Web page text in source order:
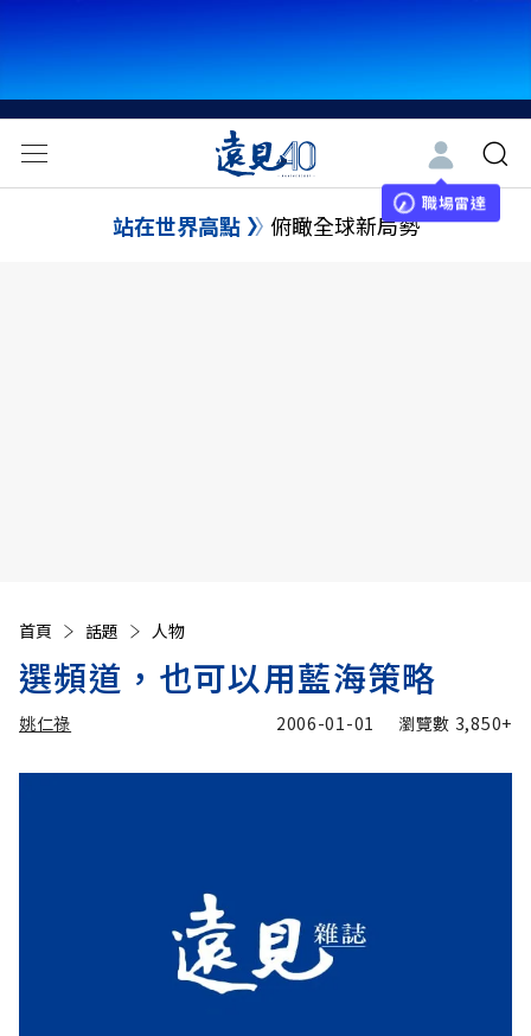
職場雷達
站在世界高點 俯瞰全球新局勢
首頁 話題 人物
選頻道，也可以用藍海策略
姚仁祿 2006-01-01 瀏覽數 3,850+